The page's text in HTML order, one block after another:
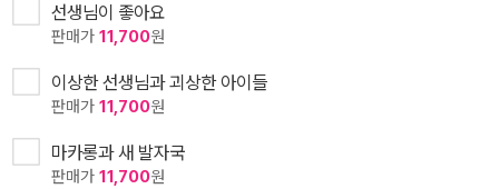
선생님이 좋아요
판매가 11,700원
이상한 선생님과 괴상한 아이들
판매가 11,700원
마카롱과 새 발자국
판매가 11,700원